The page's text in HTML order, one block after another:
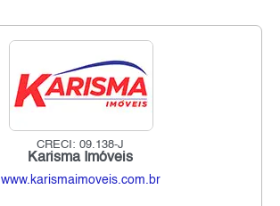
CRECI: 09.138-J
Karisma Imóveis
www.karismaimoveis.com.br